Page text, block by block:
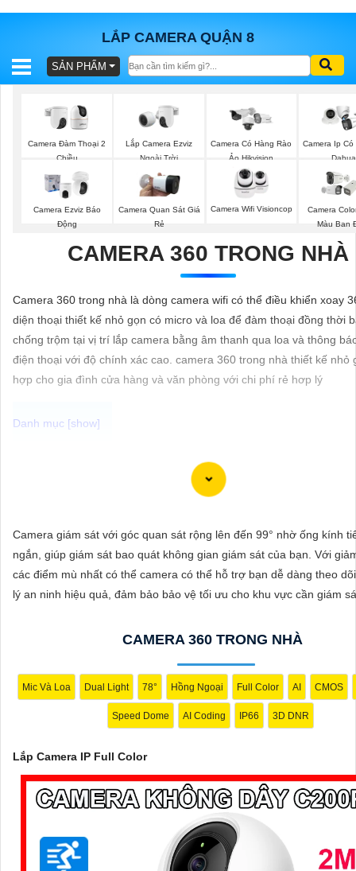
LẮP CAMERA QUẬN 8
BÁO
TRỌN
SẢN
TƯ
VẤN
LẮP
ĐẶT
PHỤ
TƯ
VẤN
SẢN PHẨM
Camera Đàm Thoại 2
Chiều
Lắp Camera Ezviz
Ngoài Trời
Camera Có Hàng Rào
Ảo Hikvision
Camera Ip Có
Dahua
Camera Ezviz Báo
Động
Camera Quan Sát Giá
Rẻ
Camera Wifi Visioncop
Camera
Màu Ban
CAMERA 360 TRONG NHÀ
Camera 360 trong nhà là dòng camera wifi có thể điều khiển xoay
diện thoại thiết kế nhỏ gọn có micro và loa để đàm thoại đồng thời
chống trộm tại vị trí lắp camera bằng âm thanh qua loa và thông
điện thoại với độ chính xác cao. camera 360 trong nhà thiết kế nhỏ
hợp cho gia đình cửa hàng và văn phòng với chi phí rẻ hơp lý
Camera IP Full Color Công nghệ phù hợp sử dụng trong các môi
mọi hoạt động xung quanh, hình ảnh có màu ban đêm như ban
'
Camera giám sát với góc quan sát rộng lên đến 99° nhờ ống kính
ngắn, giúp giám sát bao quát không gian giám sát của bạn. Với
các điểm mù nhất có thể camera có thể hỗ trợ bạn dễ dàng theo
lý an ninh hiệu quả, đảm bảo bảo vệ tối ưu cho khu vực cần giám
CAMERA 360 TRONG NHÀ
Mic Và Loa Dual Light 78° Hồng Ngoại Full Color AI CMOS
Speed Dome AI Coding IP66 3D DNR
Lắp Camera IP Full Color